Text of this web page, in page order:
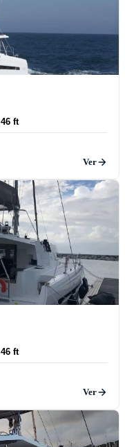
46 ft
Ver
46 ft
Ver